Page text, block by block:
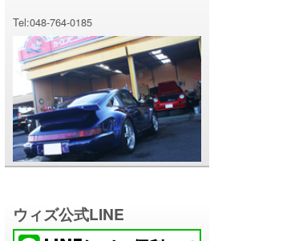
Tel:048-764-0185
ウィズ公式LINE